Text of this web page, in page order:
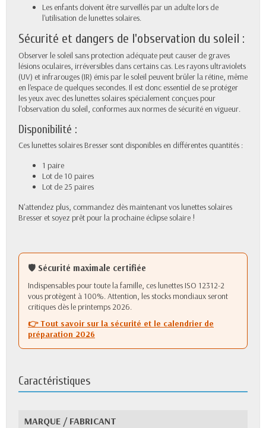
Les enfants doivent être surveillés par un adulte lors de
l'utilisation de lunettes solaires.
Sécurité et dangers de l'observation du soleil :
Observer le soleil sans protection adéquate peut causer de graves
lésions oculaires, irréversibles dans certains cas. Les rayons ultraviolets
(UV) et infrarouges (IR) émis par le soleil peuvent brûler la rétine, même
en l'espace de quelques secondes. Il est donc essentiel de se protéger
les yeux avec des lunettes solaires spécialement conçues pour
l'observation du soleil, conformes aux normes de sécurité en vigueur.
Disponibilité :
Ces lunettes solaires Bresser sont disponibles en différentes quantités :
1 paire
Lot de 10 paires
Lot de 25 paires
N'attendez plus, commandez dès maintenant vos lunettes solaires
Bresser et soyez prêt pour la prochaine éclipse solaire !
🛡️ Sécurité maximale certifiée
Indispensables pour toute la famille, ces lunettes ISO 12312-2
vous protègent à 100%. Attention, les stocks mondiaux seront
critiques dès le printemps 2026.
👉 Tout savoir sur la sécurité et le calendrier de
préparation 2026
Caractéristiques
MARQUE / FABRICANT